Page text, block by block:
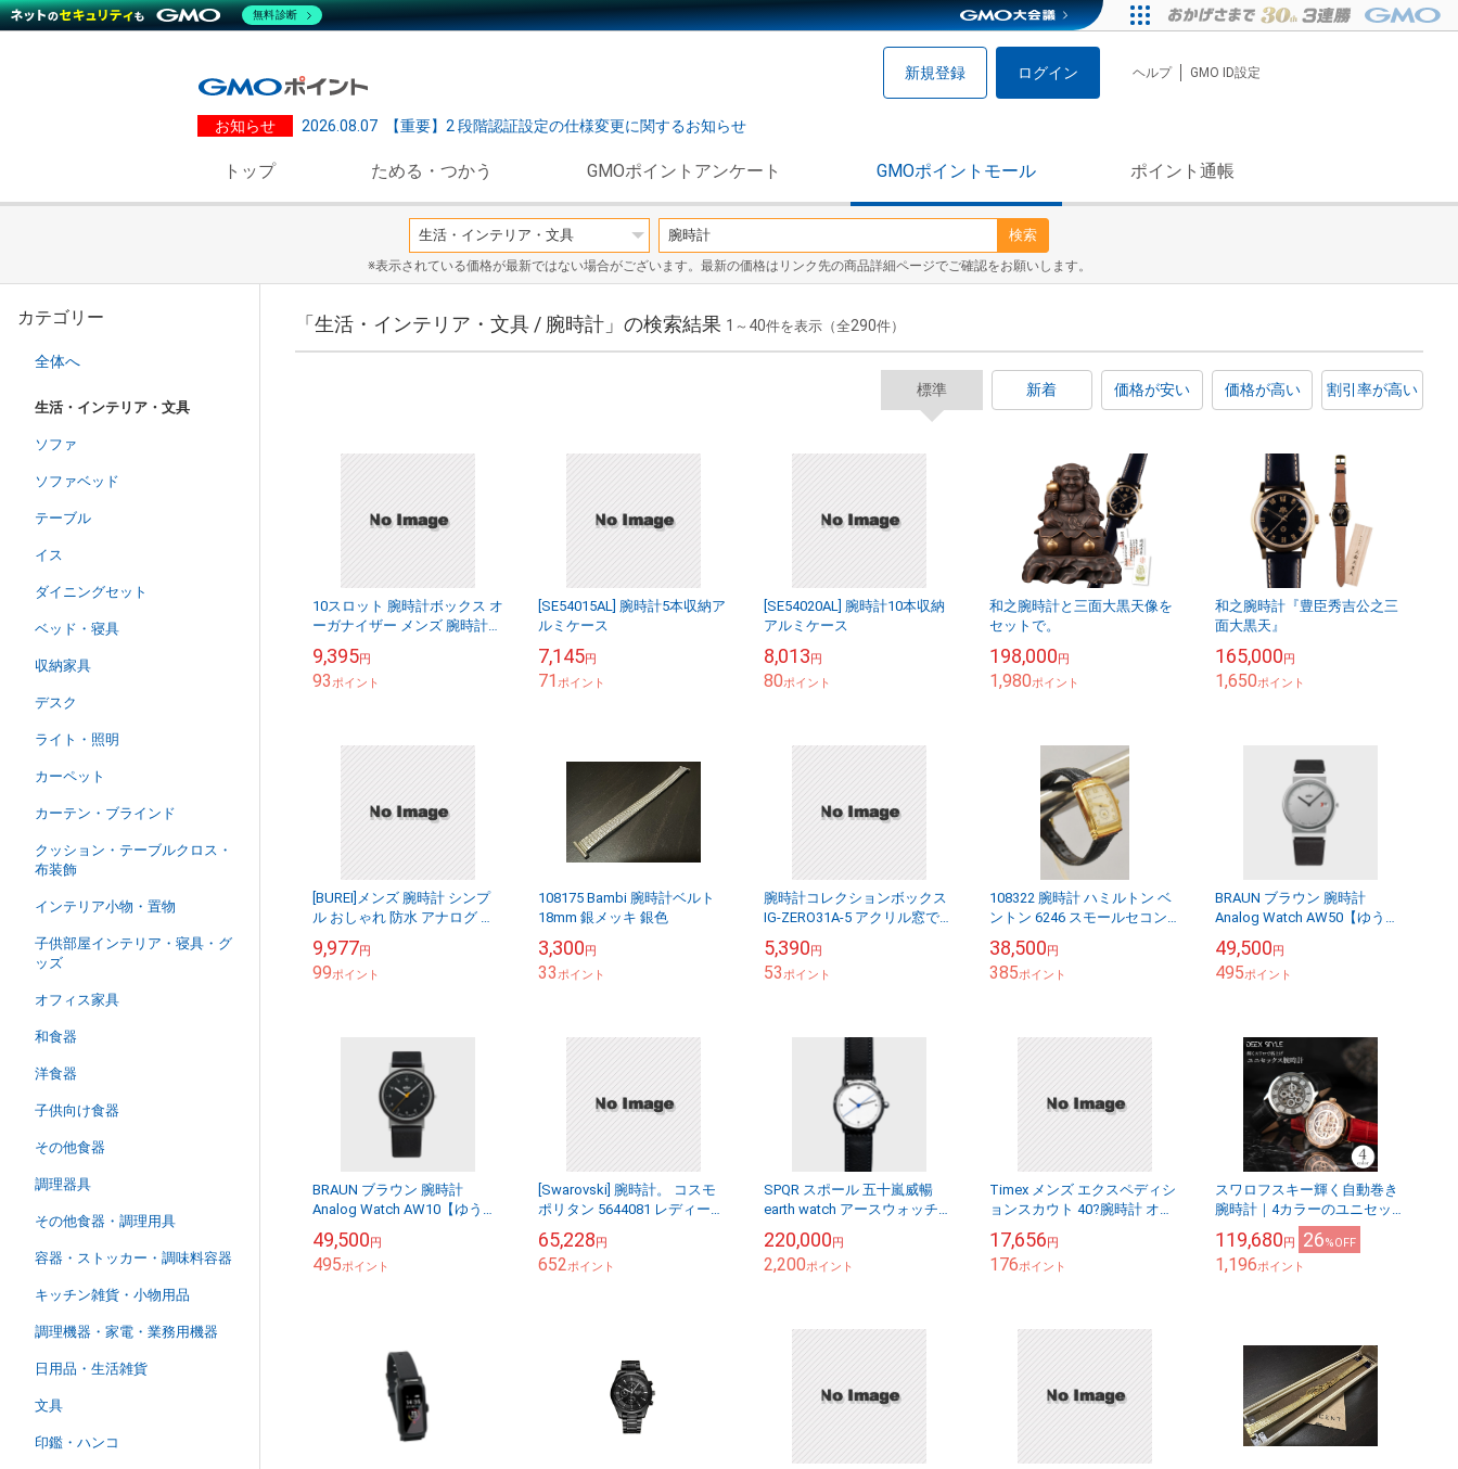
新規登録 ログイン ヘルプ GMO ID設定
お知らせ 2026.08.07 【重要】2 段階認証設定の仕様変更に関するお知らせ
トップ ためる・つかう GMOポイントアンケート GMOポイントモール ポイント通帳
検索
※表示されている価格が最新ではない場合がございます。最新の価格はリンク先の商品詳細ページでご確認をお願いします。
カテゴリー
全体へ
生活・インテリア・文具
ソファ
ソファベッド
テーブル
イス
ダイニングセット
ベッド・寝具
収納家具
デスク
ライト・照明
カーペット
カーテン・ブラインド
クッション・テーブルクロス・
布装飾
インテリア小物・置物
子供部屋インテリア・寝具・グ
ッズ
オフィス家具
和食器
洋食器
子供向け食器
その他食器
調理器具
その他食器・調理用具
容器・ストッカー・調味料容器
キッチン雑貨・小物用品
調理機器・家電・業務用機器
日用品・生活雑貨
文具
印鑑・ハンコ
「生活・インテリア・文具 / 腕時計」の検索結果 1 ～ 40件を表示（全290件）
標準 新着 価格が安い 価格が高い 割引率が高い
10スロット 腕時計ボックス オ
ーガナイザー メンズ 腕時計デ
42mmのすべての腕時計とス
マートウォッ...
9,395円
93ポイント
[SE54015AL] 腕時計5本収納ア
ルミケース
7,145円
71ポイント
[SE54020AL] 腕時計10本収納
アルミケース
8,013円
80ポイント
和之腕時計と三面大黒天像を
セットで。
198,000円
1,980ポイント
和之腕時計『豊臣秀吉公之三
面大黒天』
165,000円
1,650ポイント
[BUREI]メンズ 腕時計 シンプ
ル おしゃれ 防水 アナログ 腕
計Q
9,977円
99ポイント
108175 Bambi 腕時計ベルト
18mm 銀メッキ 銀色
3,300円
33ポイント
腕時計コレクションボックス
IG-ZERO31A-5 アクリル窓でソ
5,390円
53ポイント
108322 腕時計 ハミルトン ベ
ントン 6246 スモールセコン
38,500円
385ポイント
BRAUN ブラウン 腕時計
Analog Watch AW50【ゆうパ
49,500円
495ポイント
BRAUN ブラウン 腕時計
Analog Watch AW10【ゆうパ
49,500円
495ポイント
[Swarovski] 腕時計。 コスモ
ポリタン 5644081 レディース
65,228円
652ポイント
SPQR スポール 五十嵐威暢
earth watch アースウォッチ
計 メンズ レディース ペ...
220,000円
2,200ポイント
Timex メンズ エクスペディシ
ョンスカウト 40?腕時計 オブ
17,656円
176ポイント
スワロフスキー輝く自動巻き
腕時計｜4カラーのユニセック
スモデル｜watch01
119,680円 26%OFF
1,196ポイント
無料診断